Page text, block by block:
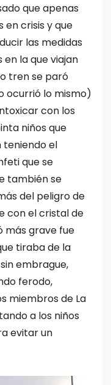
que apenas
en crisis y que
las medidas
en la que viajan
tren se paró
ocurrió lo mismo)
con los
niños que
teniendo el
que se
también se
del peligro de
con el cristal de
más grave fue
tiraba de la
embrague,
ferodo,
miembros de La
a los niños
evitar un